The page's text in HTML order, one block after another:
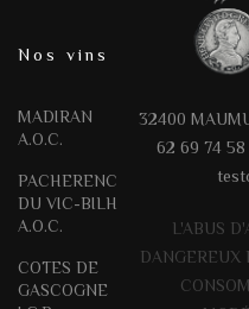
Nos vins
MADIRAN
A.O.C.
PACHERENC
DU VIC-BILH
A.O.C.
COTES DE
GASCOGNE
32400
62 69 74 58
L'ABUS
DANGEREUX